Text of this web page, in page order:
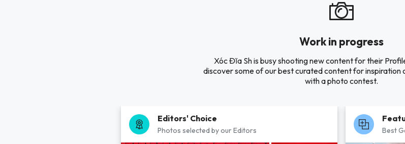
Work in progress
Xóc Đĩa Sh is busy shooting new content for their
discover some of our best curated content for inspiration
with a photo contest.
Editors' Choice
Photos selected by our Editors Best